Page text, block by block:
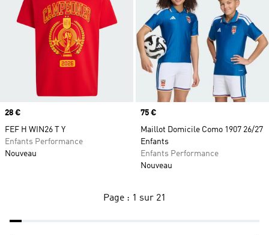
Prix
28 €
FEF H WIN26 T Y
Enfants Performance
Nouveau
Prix
75 €
Maillot Domicile Como 1907 26/27
Enfants
Enfants Performance
Nouveau
Page : 1 sur 21